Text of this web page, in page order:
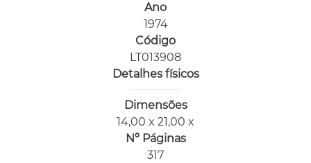
Ano
1974
Código
LT013908
Detalhes físicos
Dimensões
14,00 x 21,00 x
Nº Páginas
317